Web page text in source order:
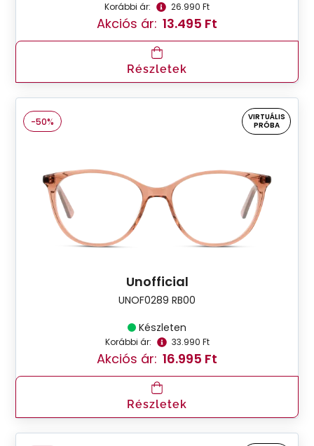
Korábbi ár: 26.990 Ft
Akciós ár: 13.495 Ft
Részletek
-50%
VIRTUÁLIS
PRÓBA
Unofficial
UNOF0289 RB00
Készleten
Korábbi ár: 33.990 Ft
Akciós ár: 16.995 Ft
Részletek